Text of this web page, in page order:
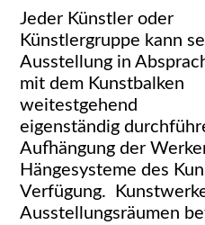
Jeder Künstler oder
Künstlergruppe kann
Ausstellung in
mit dem Kunstbalken
weitestgehend
eigenständig
Aufhängung der
Hängesysteme des
Verfügung.
Ausstellungsräumen